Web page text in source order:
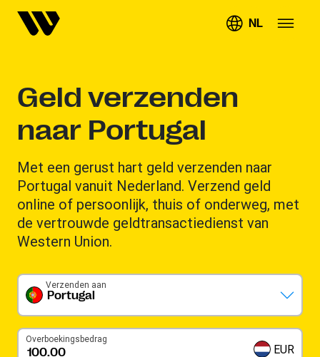
NL
Geld verzenden
naar Portugal
Met een gerust hart geld verzenden naar
Portugal vanuit Nederland. Verzend geld
online of persoonlijk, thuis of onderweg, met
de vertrouwde geldtransactiedienst van
Western Union.
Portugal
Verzenden aan
Overboekingsbedrag
EUR